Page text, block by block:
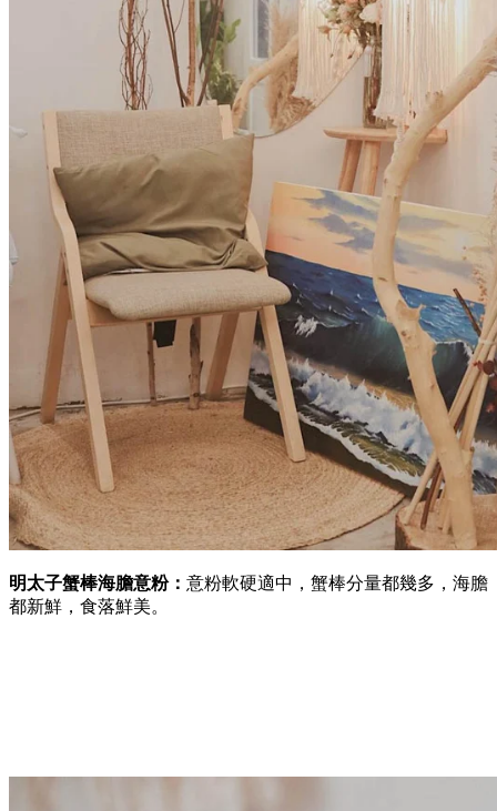
明太子蟹棒海膽意粉： 意粉軟硬適中，蟹棒分量都幾多，海膽
都新鮮，食落鮮美。